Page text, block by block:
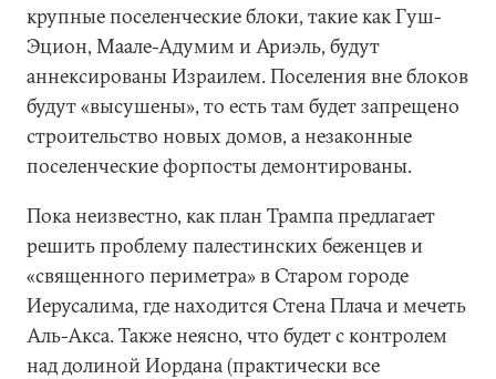
крупные поселенческие блоки, такие как Гуш-
Эцион, Маале-Адумим и Ариэль, будут
аннексированы Израилем. Поселения вне блоков
будут «высушены», то есть там будет запрещено
строительство новых домов, а незаконные
поселенческие форпосты демонтированы.
Пока неизвестно, как план Трампа предлагает
решить проблему палестинских беженцев и
«священного периметра» в Старом городе
Иерусалима, где находится Стена Плача и мечеть
Аль-Акса. Также неясно, что будет с контролем
над долиной Иордана (практически все